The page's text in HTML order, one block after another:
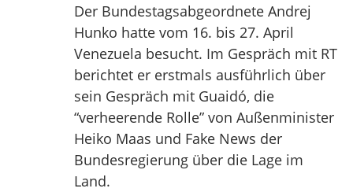
Der Bundestagsabgeordnete Andrej
Hunko hatte vom 16. bis 27. April
Venezuela besucht. Im Gespräch mit RT
berichtet er erstmals ausführlich über
sein Gespräch mit Guaidó, die
“verheerende Rolle” von Außenminister
Heiko Maas und Fake News der
Bundesregierung über die Lage im
Land.